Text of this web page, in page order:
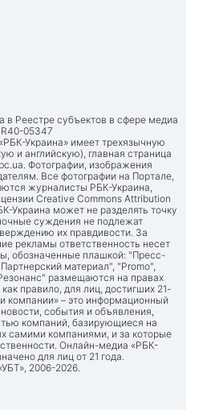
в Реестре субъектов в сфере медиа
05347
Украина» имеет трехязычную
и английскую), главная страница
. Фотографии, изображения
Все фотографии на Портале,
журналисты РБК-Украина,
Creative Commons Attribution
Украина может не разделять точку
суждения не подлежат
их правдивости. За
рекламы ответственность несет
обозначенные плашкой: "Пресс-
материал", "Promo",
размещаются на правах
правило, для лиц, достигших 21-
компании» – это информационный
события и объявления,
компаний, базирующиеся на
самими компаниями, и за которые
Онлайн-медиа «РБК-
для лиц от 21 года.
2006-2026.